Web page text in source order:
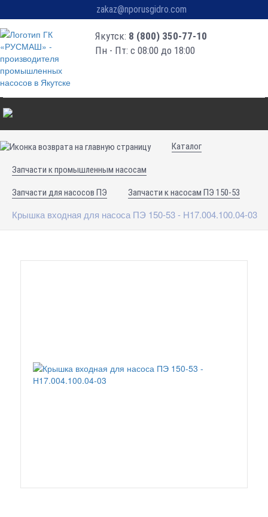
zakaz@nporusgidro.com
Якутск: 8 (800) 350-77-10
Пн - Пт: с 08:00 до 18:00
Каталог
Запчасти к промышленным насосам
Запчасти для насосов ПЭ Запчасти к насосам ПЭ 150-53
Крышка входная для насоса ПЭ 150-53 - Н17.004.100.04-03